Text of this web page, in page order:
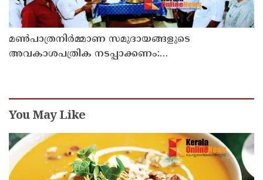
മൺപാത്രനിർമ്മാണ സമുദായങ്ങളുടെ
അവകാശപത്രിക നടപ്പാക്കണം:
You May Like